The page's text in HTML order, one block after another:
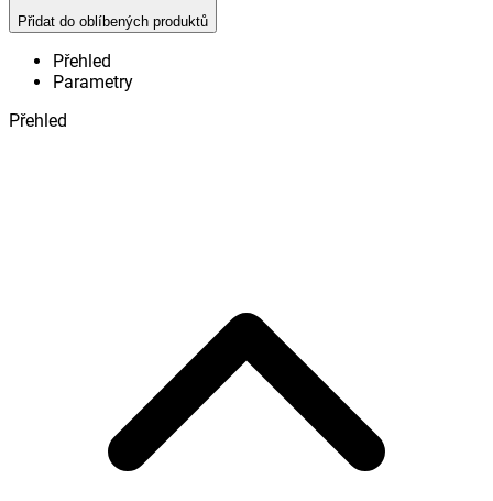
Přidat do oblíbených produktů
Přehled
Parametry
Přehled